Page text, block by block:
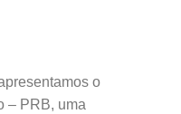
o
– PRB, uma